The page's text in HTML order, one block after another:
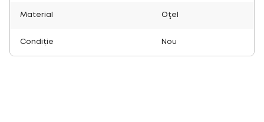
Material Oţel
Condiție Nou